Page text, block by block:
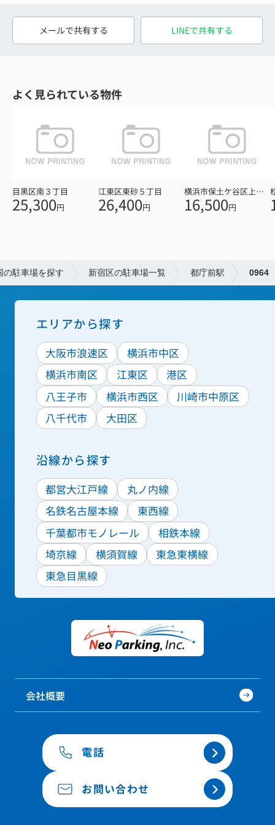
メールで共有する LINEで共有する
よく見られている物件
目黒区南３丁目
25,300円
江東区東砂５丁目
26,400円
横浜市保土ケ谷区上星川３丁目
16,500円
の駐車場を探す 新宿区の駐車場一覧 都庁前駅 0964
エリアから探す
大阪市浪速区
横浜市中区
横浜市南区
江東区
港区
八王子市
横浜市西区
川崎市中原区
八千代市
大田区
沿線から探す
都営大江戸線
丸ノ内線
名鉄名古屋本線
東西線
千葉都市モノレール
相鉄本線
埼京線
横須賀線
東急東横線
東急目黒線
会社概要
電話
お問い合わせ